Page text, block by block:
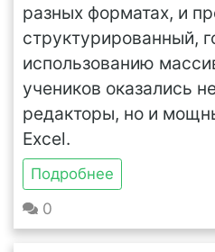
разных форматах, и
структурированный,
использованию
учеников оказались
редакторы, но и
Excel.
Подробнее
0